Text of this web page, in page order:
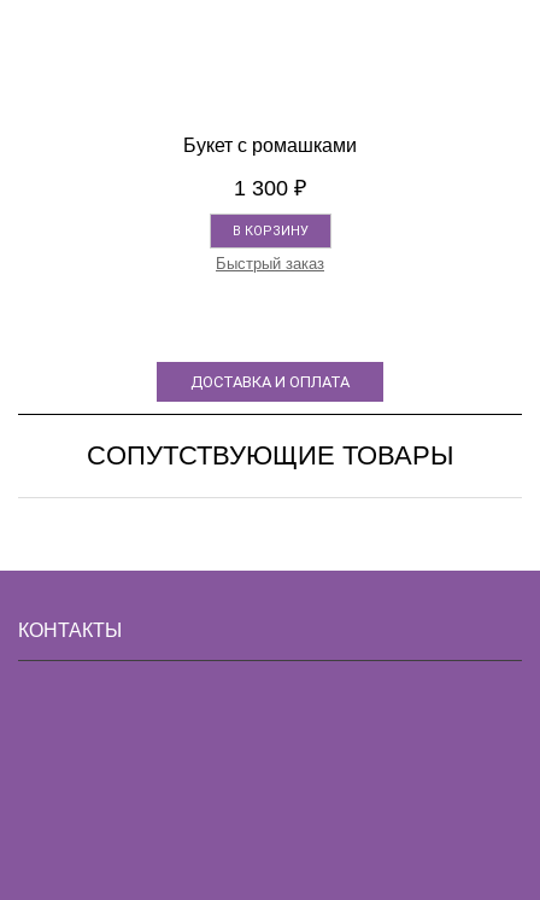
Букет с ромашками
1 300 ₽
В КОРЗИНУ
Быстрый заказ
ДОСТАВКА И ОПЛАТА
СОПУТСТВУЮЩИЕ ТОВАРЫ
КОНТАКТЫ